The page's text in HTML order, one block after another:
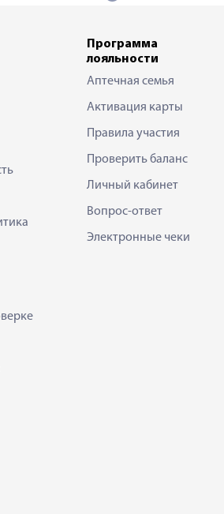
Программа
лояльности
Аптечная семья
Активация карты
Правила участия
Проверить баланс
Личный кабинет
Вопрос-ответ
Электронные чеки